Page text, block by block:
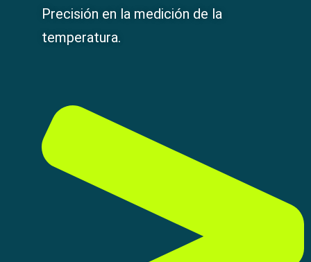
Precisión en la medición de la
temperatura.